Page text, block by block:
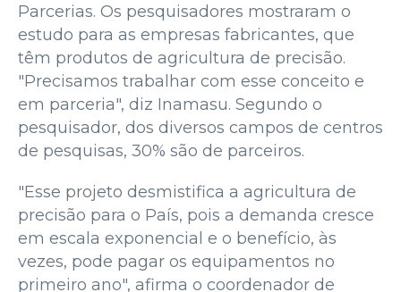
Parcerias. Os pesquisadores mostraram o
estudo para as empresas fabricantes, que
têm produtos de agricultura de precisão.
"Precisamos trabalhar com esse conceito e
em parceria", diz Inamasu. Segundo o
pesquisador, dos diversos campos de centros
de pesquisas, 30% são de parceiros.
"Esse projeto desmistifica a agricultura de
precisão para o País, pois a demanda cresce
em escala exponencial e o benefício, às
vezes, pode pagar os equipamentos no
primeiro ano", afirma o coordenador de